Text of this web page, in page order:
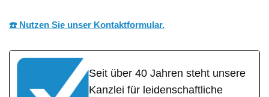
☎️ Nutzen Sie unser Kontaktformular.
Seit über 40 Jahren steht unsere
Kanzlei für leidenschaftliche